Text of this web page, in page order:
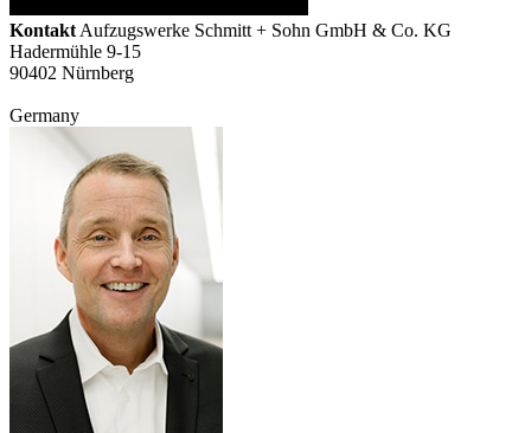
Kontakt Aufzugswerke Schmitt + Sohn GmbH & Co. KG
Hadermühle 9-15
90402 Nürnberg
Germany